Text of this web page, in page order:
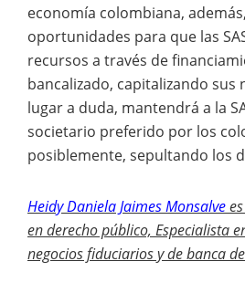
economía colombiana,
oportunidades para que las
recursos a través de
bancalizado, capitalizando sus
lugar a duda, mantendrá a la
societario preferido por los
posiblemente, sepultando los
Heidy Daniela Jaimes Monsalve
en derecho público, Especialista
negocios fiduciarios y de banca